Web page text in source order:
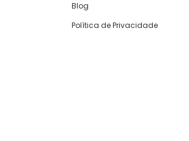
Blog
Política de Privacidade